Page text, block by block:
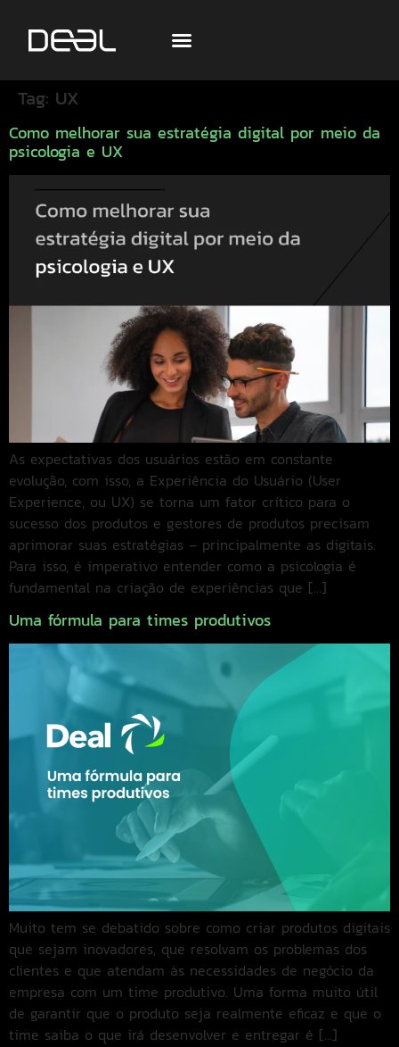
Tag: UX
Como melhorar sua estratégia digital por meio da
psicologia e UX
As expectativas dos usuários estão em constante
evolução, com isso, a Experiência do Usuário (User
Experience, ou UX) se torna um fator crítico para o
sucesso dos produtos e gestores de produtos precisam
aprimorar suas estratégias – principalmente as digitais.
Para isso, é imperativo entender como a psicologia é
fundamental na criação de experiências que […]
Uma fórmula para times produtivos
Muito tem se debatido sobre como criar produtos digitais
que sejam inovadores, que resolvam os problemas dos
clientes e que atendam às necessidades de negócio da
empresa com um time produtivo. Uma forma muito útil
de garantir que o produto seja realmente eficaz e que o
time saiba o que irá desenvolver e entregar é […]